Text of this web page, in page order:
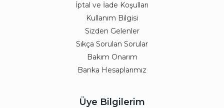
İptal ve İade Koşulları
Kullanım Bilgisi
Sizden Gelenler
Sıkça Sorulan Sorular
Bakım Onarım
Banka Hesaplarımız
Üye Bilgilerim